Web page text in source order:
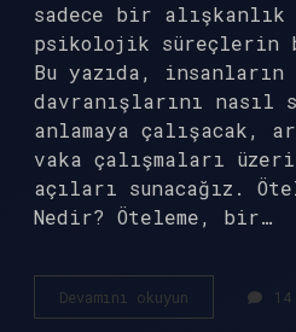
sadece bir
psikolojik süreçlerin
Bu yazıda, insanların
davranışlarını
anlamaya çalışacak,
vaka çalışmaları
açıları sunacağız.
Nedir? Öteleme, bir…
Devamını okuyun Hangileri
öteleme